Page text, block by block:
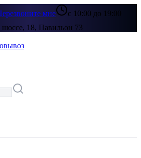
мне
с 10:00 до 19:00
18, Павильон 73